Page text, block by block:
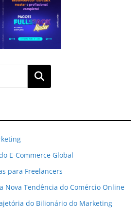
Pesquisar
E-Commerce Global
para Freelancers
Nova Tendência do Comércio Online
do Bilionário do Marketing